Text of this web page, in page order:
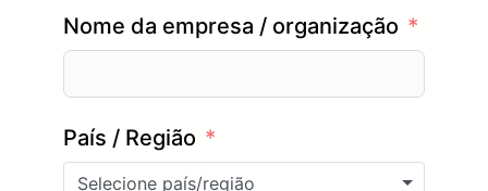
Nome da empresa / organização
País / Região
Selecione país/região